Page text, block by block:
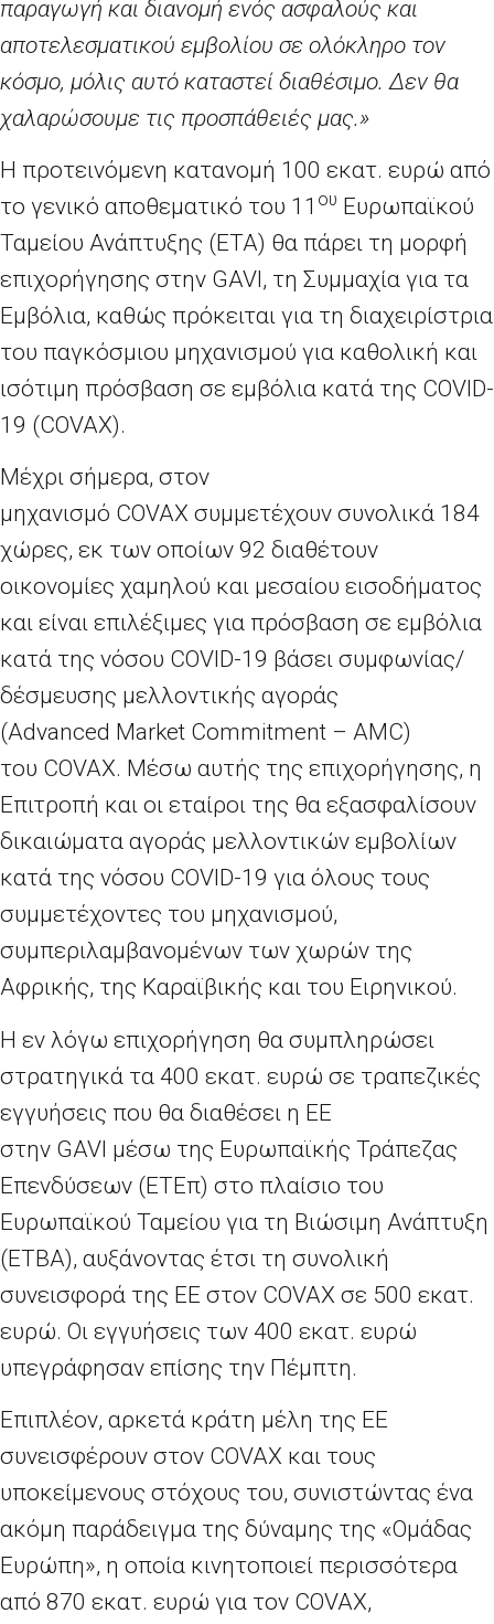
παραγωγή και διανομή ενός ασφαλούς και
αποτελεσματικού εμβολίου σε ολόκληρο τον
κόσμο, μόλις αυτό καταστεί διαθέσιμο. Δεν θα
χαλαρώσουμε τις προσπάθειές μας.»
Η προτεινόμενη κατανομή 100 εκατ. ευρώ από
το γενικό αποθεματικό του 11 ου Ευρωπαϊκού
Ταμείου Ανάπτυξης (ΕΤΑ) θα πάρει τη μορφή
επιχορήγησης στην GAVI, τη Συμμαχία για τα
Εμβόλια, καθώς πρόκειται για τη διαχειρίστρια
του παγκόσμιου μηχανισμού για καθολική και
ισότιμη πρόσβαση σε εμβόλια κατά της COVID-
19 (COVAX).
Μέχρι σήμερα, στον
μηχανισμό COVAX συμμετέχουν συνολικά 184
χώρες, εκ των οποίων 92 διαθέτουν
οικονομίες χαμηλού και μεσαίου εισοδήματος
και είναι επιλέξιμες για πρόσβαση σε εμβόλια
κατά της νόσου COVID-19 βάσει συμφωνίας/
δέσμευσης μελλοντικής αγοράς
(Advanced Market Commitment – AMC)
του COVAX. Μέσω αυτής της επιχορήγησης, η
Επιτροπή και οι εταίροι της θα εξασφαλίσουν
δικαιώματα αγοράς μελλοντικών εμβολίων
κατά της νόσου COVID-19 για όλους τους
συμμετέχοντες του μηχανισμού,
συμπεριλαμβανομένων των χωρών της
Αφρικής, της Καραϊβικής και του Ειρηνικού.
Η εν λόγω επιχορήγηση θα συμπληρώσει
στρατηγικά τα 400 εκατ. ευρώ σε τραπεζικές
εγγυήσεις που θα διαθέσει η ΕΕ
στην GAVI μέσω της Ευρωπαϊκής Τράπεζας
Επενδύσεων (ΕΤΕπ) στο πλαίσιο του
Ευρωπαϊκού Ταμείου για τη Βιώσιμη Ανάπτυξη
(ΕΤΒΑ), αυξάνοντας έτσι τη συνολική
συνεισφορά της ΕΕ στον COVAX σε 500 εκατ.
ευρώ. Οι εγγυήσεις των 400 εκατ. ευρώ
υπεγράφησαν επίσης την Πέμπτη.
Επιπλέον, αρκετά κράτη μέλη της ΕΕ
συνεισφέρουν στον COVAX και τους
υποκείμενους στόχους του, συνιστώντας ένα
ακόμη παράδειγμα της δύναμης της «Ομάδας
Ευρώπη», η οποία κινητοποιεί περισσότερα
από 870 εκατ. ευρώ για τον COVAX,